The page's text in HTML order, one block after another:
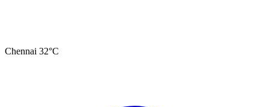
Chennai 32°C